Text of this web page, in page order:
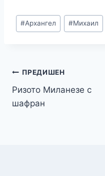
#Архангел #Михаил
ПРЕДИШЕН
Ризото Миланезе с
шафран